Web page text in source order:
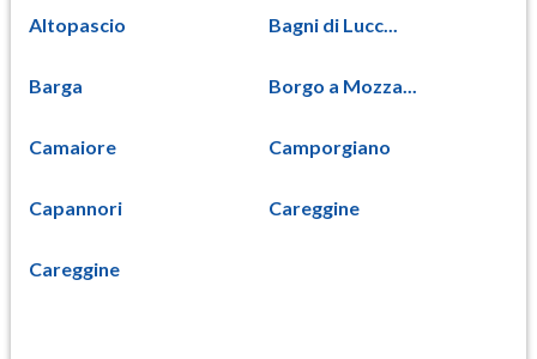
Altopascio Bagni di Lucc...
Barga Borgo a Mozza...
Camaiore Camporgiano
Capannori Careggine
Careggine